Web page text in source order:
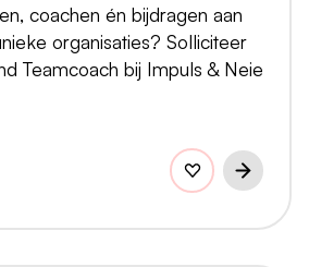
coachen én bijdragen aan
organisaties? Solliciteer
Teamcoach bij Impuls & Neie